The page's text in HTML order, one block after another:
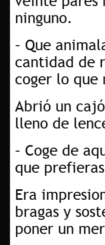
ninguno.
– Que
cantidad de
coger lo que
Abrió un
lleno de
– Coge de
que prefieras
Era
bragas y
poner un